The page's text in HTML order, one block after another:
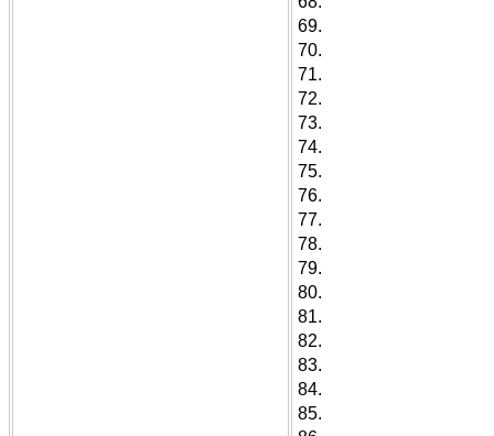
69.
70.
71.
72.
73.
74.
75.
76.
77.
78.
79.
80.
81.
82.
83.
84.
85.